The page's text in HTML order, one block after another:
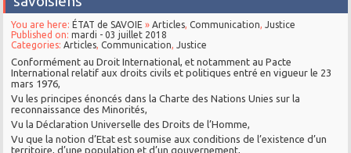
You are here: ÉTAT de SAVOIE »Articles,Communication,Justice
Published on:mardi - 03 juillet 2018
Categories:Articles,Communication,Justice
Conformément au Droit International, et notamment au Pacte
International relatif aux droits civils et politiques entré en vigueur le 23
mars 1976,
Vu les principes énoncés dans la Charte des Nations Unies sur la
reconnaissance des Minorités,
Vu la Déclaration Universelle des Droits de l’Homme,
Vu que la notion d’Etat est soumise aux conditions de l’existence d’un
territoire, d’une population et d’un gouvernement,